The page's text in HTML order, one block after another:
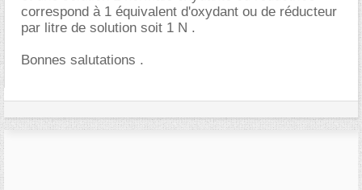
correspond à 1 équivalent d'oxydant ou de réducteur
par litre de solution soit 1 N .
Bonnes salutations .